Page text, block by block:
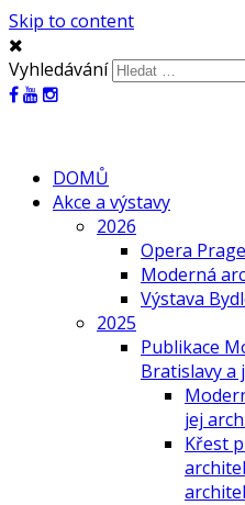
Skip to content
Vyhledávání
DOMŮ
Akce a výstavy
2026
Opera
Moderná
Výstava
2025
Publikace
Bratislavy a
jej
Křest